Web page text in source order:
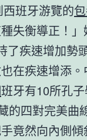
班牙游覽的
失衡導正！
了疾速增加勢
在疾速增添
班牙有10所孔
的四對完美曲
竟然向內側